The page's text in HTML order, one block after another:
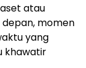
atau
momen
yang
khawatir